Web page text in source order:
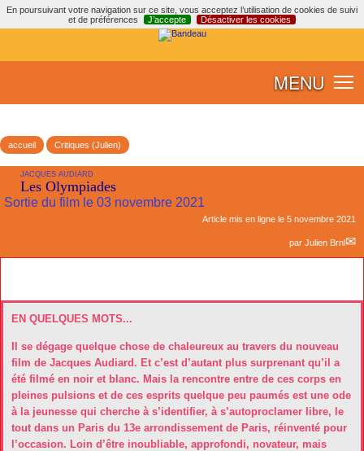
En poursuivant votre navigation sur ce site, vous acceptez l’utilisation de cookies de suivi
et de préférences
J’accepte Désactiver les cookies
MENU
accueil Critiques (Julien)
JACQUES AUDIARD
Les Olympiades
Sortie du film le 03 novembre 2021
Article mis en ligne le 5 novembre 2021
par Julien Brnl
EN QUELQUES MOTS...
Il se dégage quelque chose de chaleureux au travers du nouveau
film de Jacques Audiard. Et c’est d’autant plus surprenant qu’il a
été filmé en noir et blanc. Mais la rencontre entre de ces corps en
pleines pulsions et de ces esprits quelque peu paumés est une ode
à la jeunesse qui cherche à s’identifier, à s’autoproclamer libre, le
tout dans un Paris du 13e arrondissement de Paris, réinventé pour
l’occasion. Loin d’être inoubliable, approfondi, novateur, mais